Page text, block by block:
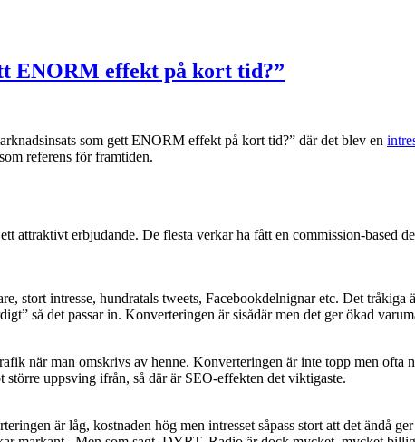
ENORM effekt på kort tid?”
som gett ENORM effekt på kort tid?” där det blev en
referens för framtiden.
attraktivt erbjudande. De flesta verkar ha fått en commission-based
stort intresse, hundratals tweets, Facebookdelnignar etc. Det
så det passar in. Konverteringen är sisådär men det ger ökad
när man omskrivs av henne. Konverteringen är inte topp men ofta
uppsving ifrån, så där är SEO-effekten det viktigaste.
är låg, kostnaden hög men intresset såpass stort att det ändå